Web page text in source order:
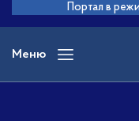
основного
вмісту
Портал в
Меню